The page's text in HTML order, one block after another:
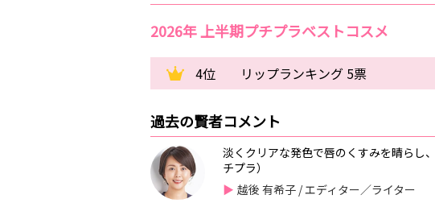
2026年 上半期プチプラベストコスメ
4位 リップランキング 5票
過去の賢者コメント
淡くクリアな発色で唇のくすみを晴らし
チプラ）
越後 有希子 / エディター／ライター